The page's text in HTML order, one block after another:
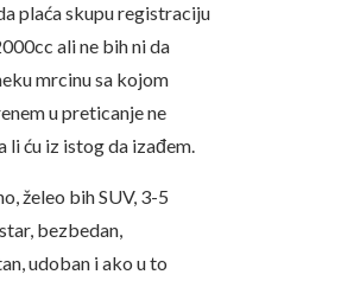
plaća skupu registraciju
ali ne bih ni da
mrcinu sa kojom
u preticanje ne
li ću iz istog da izađem.
želeo bih SUV, 3-5
bezbedan,
udoban i ako u to